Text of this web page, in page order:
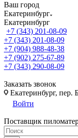
Ваш город
Екатеринбург
Екатеринбург
+7 (343) 201-08-09
+7 (343) 201-08-09
+7 (904) 988-48-38
+7 (902) 275-67-89
+7 (343) 290-08-09
Заказать звонок
Екатеринбург, пер.
Войти
Поставщик